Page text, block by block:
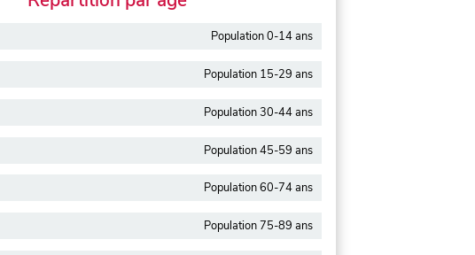
Population 0-14 ans
Population 15-29 ans
Population 30-44 ans
Population 45-59 ans
Population 60-74 ans
Population 75-89 ans